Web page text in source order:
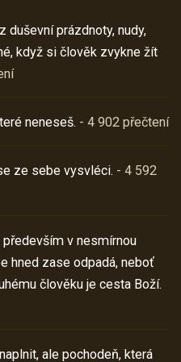
duševní prázdnoty, nudy,
když si člověk zvykne žít
neneseš. - 4 902 přečtení
ze sebe vysvléci. - 4 592
v nesmírnou
hned zase odpadá, neboť
člověku je cesta Boží.
ale pochodeň, která